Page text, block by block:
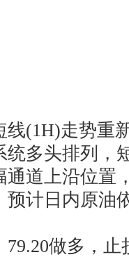
走势重新
统多头排列，
通道上沿位置
预计日内原油
做多，止